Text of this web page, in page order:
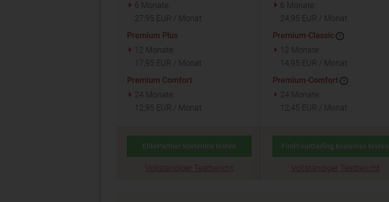
6 Monate:
27,95 EUR / Monat
Premium Plus
12 Monate:
17,95 EUR / Monat
Premium Comfort
24 Monate:
12,95 EUR / Monat
6 Monate:
24,95 EUR / Monat
Premium-Classic
?
12 Monate:
14,95 EUR / Monat
Premium-Comfort
?
24 Monate:
12,45 EUR / Monat
ElitePartner kostenlos testen
Vollständiger Testbericht
FindYourDarling kostenlos testen
Vollständiger Testbericht